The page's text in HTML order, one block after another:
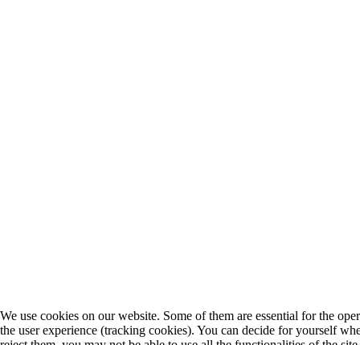
We use cookies on our website. Some of them are essential for the
the user experience (tracking cookies). You can decide for yourself